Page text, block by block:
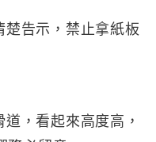
告示，禁止拿紙板
，看起來高度高，